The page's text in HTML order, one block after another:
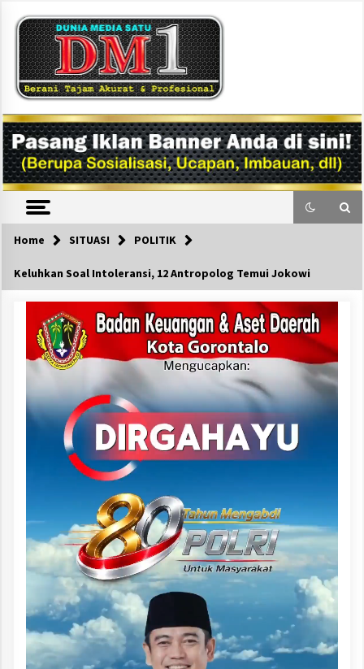
content
DM1
Home SITUASI POLITIK
Keluhkan Soal Intoleransi, 12 Antropolog Temui Jokowi